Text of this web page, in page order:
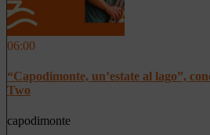
06:00
“Capodimonte, un’estate al lago”,
Two
capodimonte